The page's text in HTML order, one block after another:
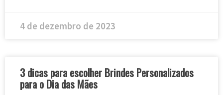
4 de dezembro de 2023
3 dicas para escolher Brindes Personalizados
para o Dia das Mães